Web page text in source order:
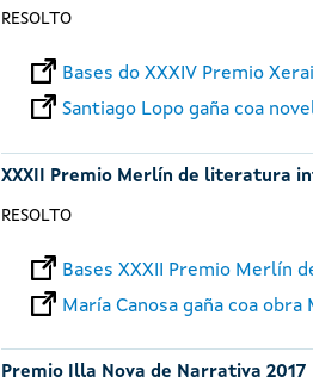
RESOLTO
Bases do XXXIV Premio
Santiago Lopo gaña coa
XXXII Premio Merlín de literatura
RESOLTO
Bases XXXII Premio Merlín
María Canosa gaña coa obra
Premio Illa Nova de Narrativa 2017